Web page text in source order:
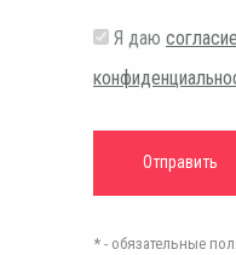
Я даю
* - обязательные